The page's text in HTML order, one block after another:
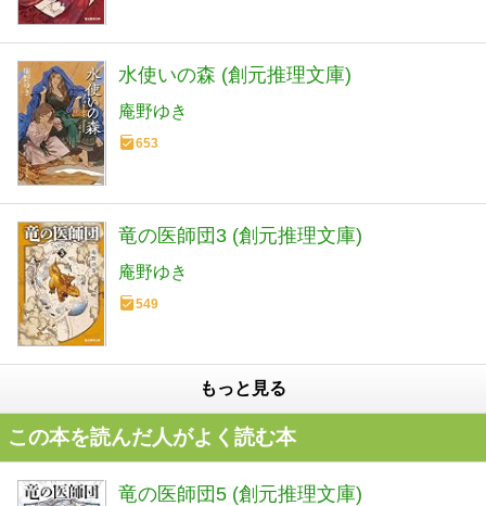
水使いの森 (創元推理文庫)
庵野ゆき
653
竜の医師団3 (創元推理文庫)
庵野ゆき
549
もっと見る
この本を読んだ人がよく読む本
竜の医師団5 (創元推理文庫)